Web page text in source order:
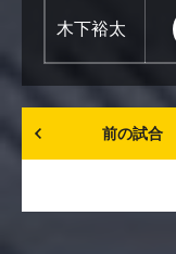
木下裕太
前の試合